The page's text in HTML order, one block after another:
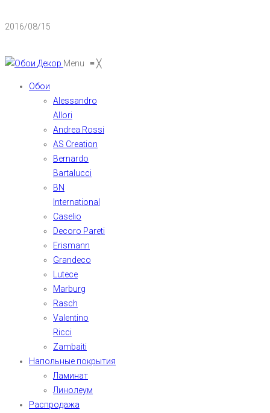
2016/08/15
Menu ≡╳
Обои
Alessandro
Allori
Andrea Rossi
AS Creation
Bernardo
Bartalucci
BN
International
Caselio
Decoro Pareti
Erismann
Grandeco
Lutece
Marburg
Rasch
Valentino
Ricci
Zambaiti
Напольные покрытия
Ламинат
Линолеум
Распродажа